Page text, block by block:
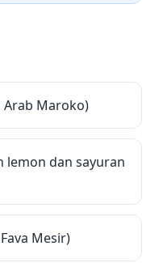
Arab Maroko)
lemon dan sayuran
Mesir)